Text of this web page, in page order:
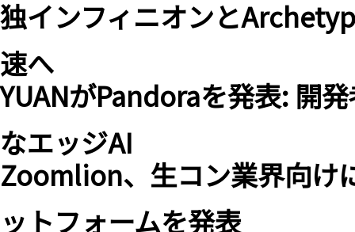
独インフィニオンと
速へ
YUANがPandoraを発表: 開
なエッジAI
Zoomlion、生コン業界向け
ットフォームを発表